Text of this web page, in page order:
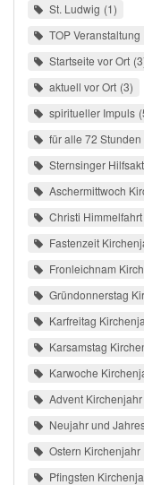
St. Ludwig 1
TOP Veranstaltung
Startseite vor Ort 3
aktuell vor Ort 3
spiritueller Impuls
für alle 72
Sternsinger
Aschermittwoch
Christi
Fastenzeit
Fronleichnam
Gründonnerstag
Karfreitag
Karsamstag
Karwoche
Advent Kirchenjahr
Neujahr und
Ostern Kirchenjahr
Pfingsten